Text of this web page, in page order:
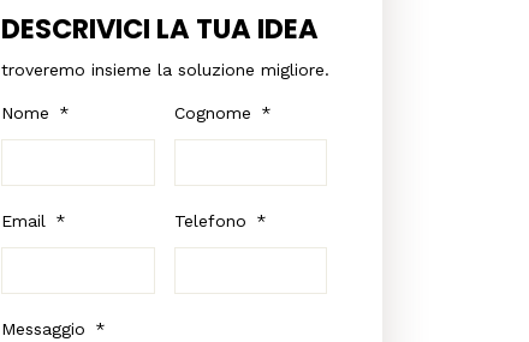
DESCRIVICI LA TUA IDEA
troveremo insieme la soluzione migliore.
Nome * Cognome *
Email * Telefono *
Messaggio *